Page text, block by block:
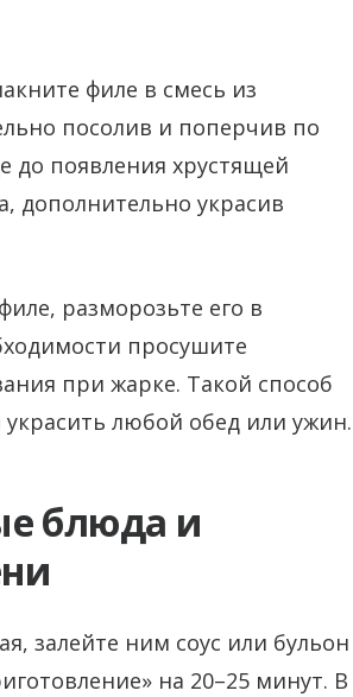
филе в смесь из
посолив и поперчив по
до появления хрустящей
дополнительно украсив
разморозьте его в
просушите
при жарке. Такой способ
любой обед или ужин.
блюда и
залейте ним соус или бульон
на 20–25 минут. В